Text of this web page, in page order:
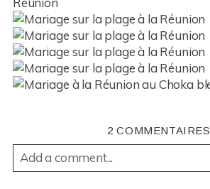
2 COMMENTAIRES
Add a comment...